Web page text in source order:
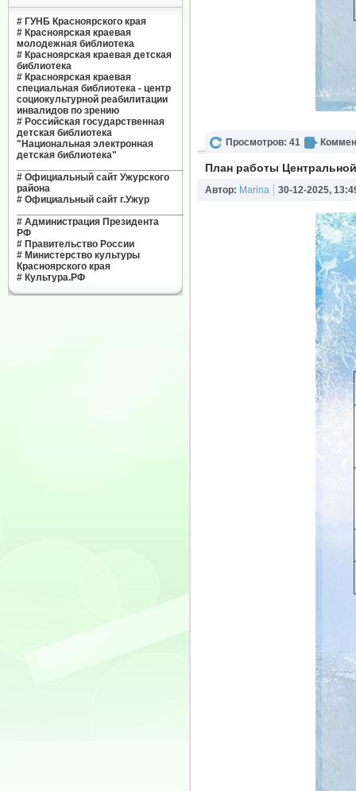
# ГУНБ Красноярского края
# Красноярская краевая
молодежная библиотека
# Красноярская краевая детская
библиотека
# Красноярская краевая
специальная библиотека - центр
социокультурной реабилитации
инвалидов по зрению
# Российская государственная
детская библиотека
"Национальная электронная
детская библиотека"
# Официальный сайт Ужурского
района
# Официальный сайт г.Ужур
# Администрация Президента
РФ
# Правительство России
# Министерство культуры
Красноярского края
# Культура.РФ
Просмотров: 41
План работы
Автор: Marina 30-12-2025,